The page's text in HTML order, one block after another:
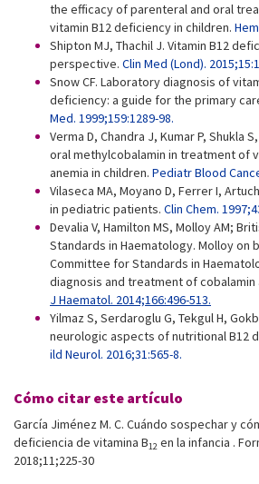
the efficacy of parenteral and oral
vitamin B12 deficiency in children.
Shipton MJ, Thachil J. Vitamin B12
perspective. Clin Med (Lond).
Snow CF. Laboratory diagnosis of
deficiency: a guide for the primary
Med. 1999;159:1289-98.
Verma D, Chandra J, Kumar P, Shukla
oral methylcobalamin in treatment of
anemia in children. Pediatr Blood
Vilaseca MA, Moyano D, Ferrer I,
in pediatric patients. Clin Chem.
Devalia V, Hamilton MS, Molloy AM;
Standards in Haematology. Molloy on
Committee for Standards in
diagnosis and treatment of
J Haematol. 2014;166:496-513.
Yilmaz S, Serdaroglu G, Tekgul H,
neurologic aspects of nutritional B12
ild Neurol. 2016;31:565-8.
Cómo citar este artículo
García Jiménez M. C. Cuándo sospechar y
deficiencia de vitamina B12 en la infancia .
2018;11;225-30